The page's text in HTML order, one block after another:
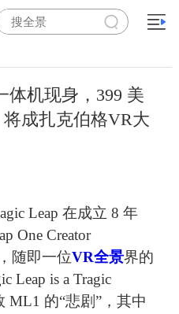
体机现身，399 美
成扎克伯格VR大
Leap 在成立 8 年
One Creator
随即一位VR全景界的
Leap is a Tragic
ML1 的“悲剧”，其中